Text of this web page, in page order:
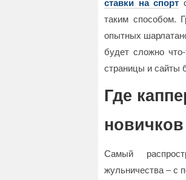
ставки на спорт
таким способом.
опытных
будет сложно
страницы и сайты
Где
новичков
Самый
жульничества – с